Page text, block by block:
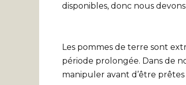
disponibles, donc nous
Les pommes de terre sont
période prolongée. Dans de
manipuler avant d’être prêtes